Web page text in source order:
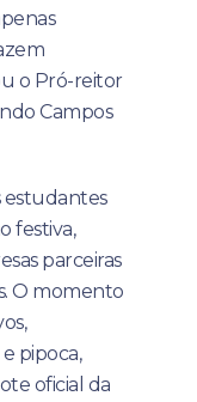
o Pró-reitor
Campos
estudantes
festiva,
parceiras
O momento
pipoca,
oficial da